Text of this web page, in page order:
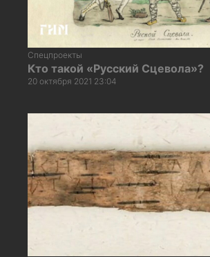
Спецпроекты
Кто такой «Русский Сцевола»?
20 октября 2021 23:04